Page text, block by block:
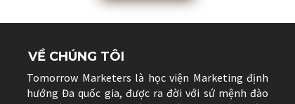
VỀ CHÚNG TÔI
Tomorrow Marketers là học viện Marketing định
hướng Đa quốc gia, được ra đời với sứ mệnh đào